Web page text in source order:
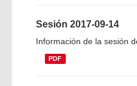
Sesión 2017-09-14
Información de la sesión
PDF